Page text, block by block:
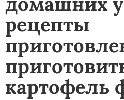
рецепты
картофель